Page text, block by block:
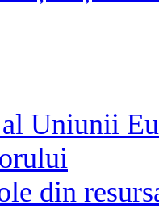
Uniunii
din